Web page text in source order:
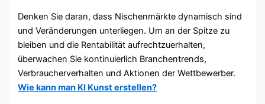
Denken Sie daran, dass Nischenmärkte dynamisch sind
und Veränderungen unterliegen. Um an der Spitze zu
bleiben und die Rentabilität aufrechtzuerhalten,
überwachen Sie kontinuierlich Branchentrends,
Verbraucherverhalten und Aktionen der Wettbewerber.
Wie kann man KI Kunst erstellen?